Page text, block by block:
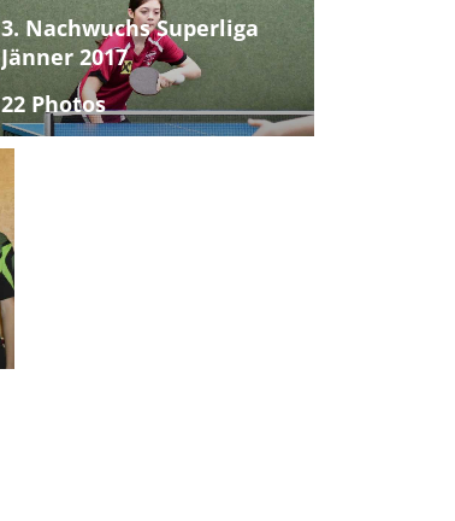
3. Nachwuchs Superliga
Jänner 2017
22 Photos